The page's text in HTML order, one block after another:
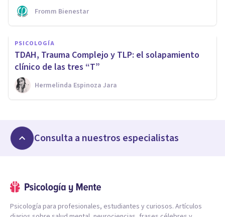
Fromm Bienestar
PSICOLOGÍA
TDAH, Trauma Complejo y TLP: el solapamiento
clínico de las tres “T”
Hermelinda Espinoza Jara
Consulta a nuestros especialistas
Psicología para profesionales, estudiantes y curiosos. Artículos